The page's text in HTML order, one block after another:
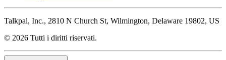
Talkpal, Inc., 2810 N Church St, Wilmington, Delaware 19802, US
© 2026 Tutti i diritti riservati.